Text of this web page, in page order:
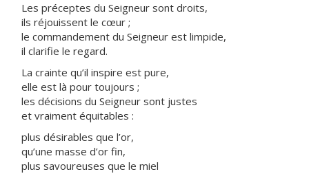
Les préceptes du Seigneur sont droits,
ils réjouissent le cœur ;
le commandement du Seigneur est limpide,
il clarifie le regard.
La crainte qu’il inspire est pure,
elle est là pour toujours ;
les décisions du Seigneur sont justes
et vraiment équitables :
plus désirables que l’or,
qu’une masse d’or fin,
plus savoureuses que le miel